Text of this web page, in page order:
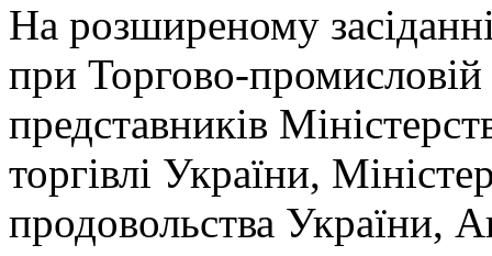
На розширеному
при Торгово-промисловій
представників
торгівлі України,
продовольства України,